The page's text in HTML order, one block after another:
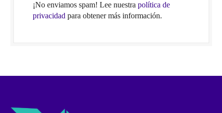
¡No enviamos spam! Lee nuestra política de
privacidad para obtener más información.